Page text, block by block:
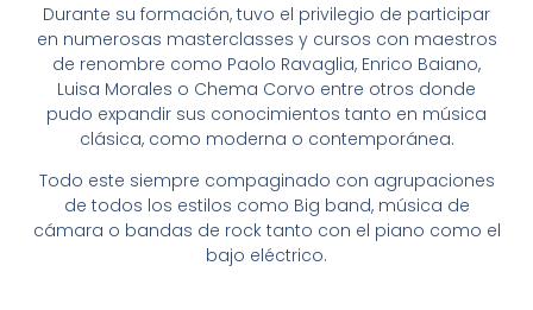
Durante su formación, tuvo el privilegio de participar
en numerosas masterclasses y cursos con maestros
de renombre como Paolo Ravaglia, Enrico Baiano,
Luisa Morales o Chema Corvo entre otros donde
pudo expandir sus conocimientos tanto en música
clásica, como moderna o contemporánea.
Todo este siempre compaginado con agrupaciones
de todos los estilos como Big band, música de
cámara o bandas de rock tanto con el piano como el
bajo eléctrico.